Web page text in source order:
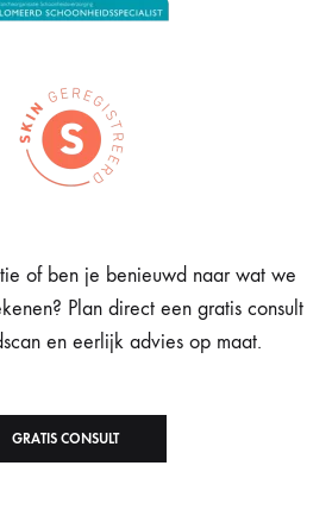
of ben je benieuwd naar wat we
Plan direct een gratis consult
en eerlijk advies op maat.
GRATIS CONSULT